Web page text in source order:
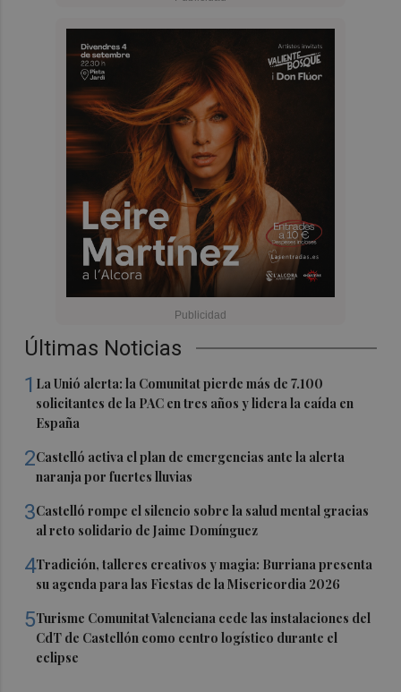
Últimas Noticias
1 La Unió alerta: la Comunitat pierde más de 7.100
solicitantes de la PAC en tres años y lidera la caída en
España
2Castelló activa el plan de emergencias ante la alerta
naranja por fuertes lluvias
3Castelló rompe el silencio sobre la salud mental gracias
al reto solidario de Jaime Domínguez
4Tradición, talleres creativos y magia: Burriana presenta
su agenda para las Fiestas de la Misericordia 2026
5Turisme Comunitat Valenciana cede las instalaciones del
CdT de Castellón como centro logístico durante el
eclipse